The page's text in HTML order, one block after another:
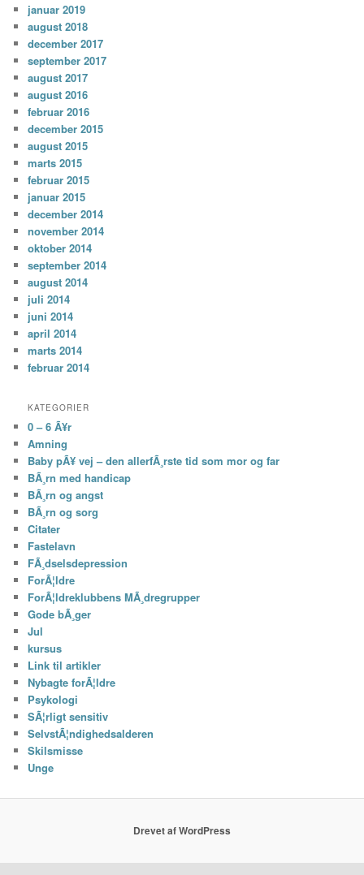
januar 2019
august 2018
december 2017
september 2017
august 2017
august 2016
februar 2016
december 2015
august 2015
marts 2015
februar 2015
januar 2015
december 2014
november 2014
oktober 2014
september 2014
august 2014
juli 2014
juni 2014
april 2014
marts 2014
februar 2014
KATEGORIER
0 – 6 Ã¥r
Amning
Baby pÃ¥ vej – den allerfÃ¸rste tid som mor og far
BÃ¸rn med handicap
BÃ¸rn og angst
BÃ¸rn og sorg
Citater
Fastelavn
FÃ¸dselsdepression
ForÃ¦ldre
ForÃ¦ldreklubbens MÃ¸dregrupper
Gode bÃ¸ger
Jul
kursus
Link til artikler
Nybagte forÃ¦ldre
Psykologi
SÃ¦rligt sensitiv
SelvstÃ¦ndighedsalderen
Skilsmisse
Unge
Drevet af WordPress